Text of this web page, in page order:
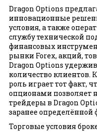
Dragon Options
инновационные
условия, а также
службу технической
финансовых
рынки Forex, акций,
Dragon Options
количество клиентов.
роль играет тот факт,
опционами позволяет
трейдеры в Dragon
заранее
Торговые условия